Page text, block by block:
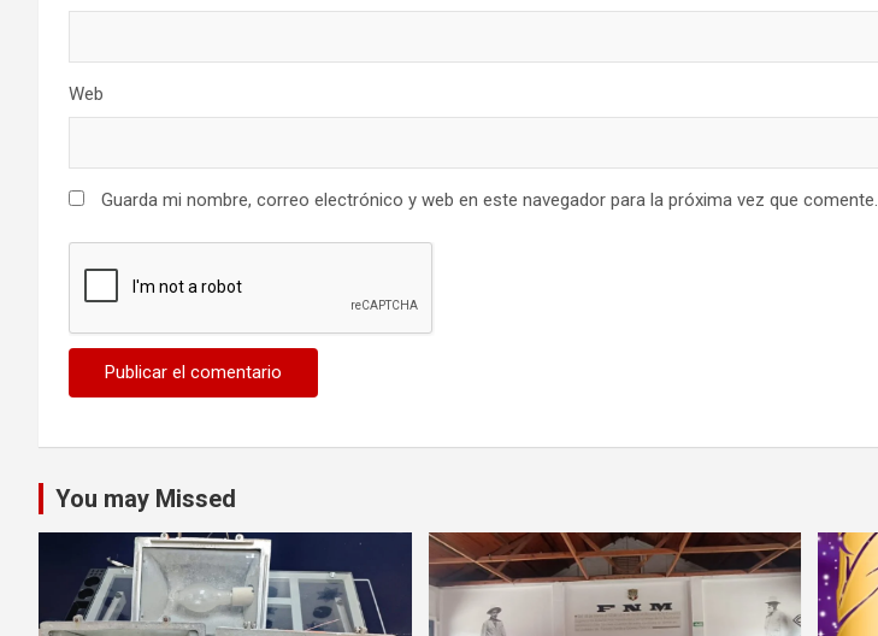
Web
Guarda mi nombre, correo electrónico y web en este navegador para la próxima vez que comente.
You may Missed